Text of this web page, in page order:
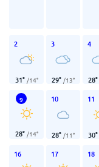
2
31° /14°
3
29° /13°
4
28°
9
28° /14°
10
28° /11°
11
30°
16 17 18